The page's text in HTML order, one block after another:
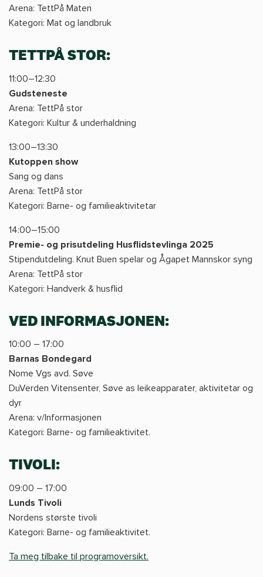
Arena: TettPå Maten
Kategori: Mat og landbruk
TETTPÅ STOR:
11:00–12:30
Gudsteneste
Arena: TettPå stor
Kategori: Kultur & underhaldning
13:00–13:30
Kutoppen show
Sang og dans
Arena: TettPå stor
Kategori: Barne- og familieaktivitetar
14:00–15:00
Premie- og prisutdeling Husflidstevlinga 2025
Stipendutdeling. Knut Buen spelar og Ågapet Mannskor syng
Arena: TettPå stor
Kategori: Handverk & husflid
VED INFORMASJONEN:
10:00 – 17:00
Barnas Bondegard
Nome Vgs avd. Søve
DuVerden Vitensenter, Søve as leikeapparater, aktivitetar og
dyr
Arena: v/Informasjonen
Kategori: Barne- og familieaktivitet.
TIVOLI:
09:00 – 17:00
Lunds Tivoli
Nordens største tivoli
Kategori: Barne- og familieaktivitet.
Ta meg tilbake til programoversikt.